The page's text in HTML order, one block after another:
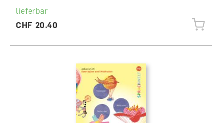
lieferbar
CHF 20.40